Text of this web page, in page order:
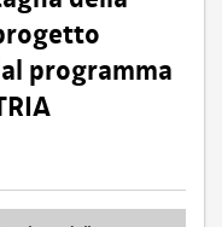
programma